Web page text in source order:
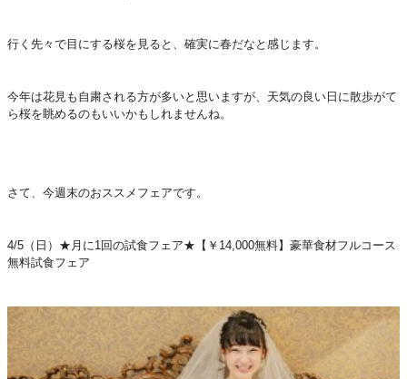
行く先々で目にする桜を見ると、確実に春だなと感じます。
今年は花見も自粛される方が多いと思いますが、天気の良い日に散歩がて
ら桜を眺めるのもいいかもしれませんね。
さて、今週末のおススメフェアです。
4/5（日）★月に1回の試食フェア★【￥14,000無料】豪華食材フルコース
無料試食フェア